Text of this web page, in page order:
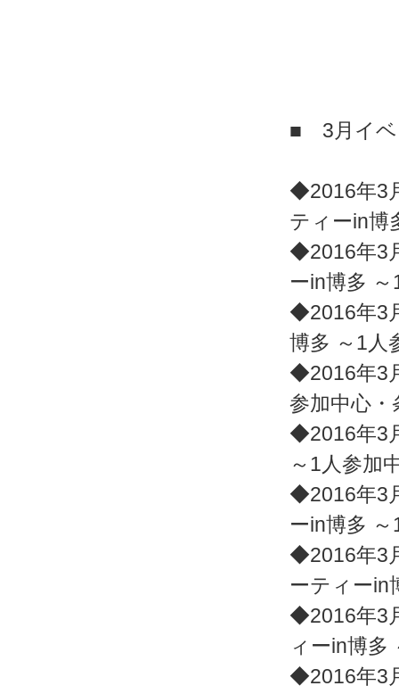
■ 3月イ
◆2016年3
ティーin博
◆2016年3
ーin博多
◆2016年3
博多 ～1人
◆2016年3
参加中心・
◆2016年3
～1人参加
◆2016年3
ーin博多
◆2016年3
ーティーin
◆2016年3
ィーin博多
◆2016年3